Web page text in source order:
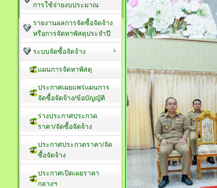
การใช้จ่ายงบประมาณ
รายงานผลการจัดซื้อจัดจ้าง
หรือการจัดหาพัสดุประจำปี
ระบบจัดซื้อจัดจ้าง
แผนการจัดหาพัสดุ
ประกาศเผยแพร่แผนการ
จัดซื้อจัดจ้าง/ข้อบัญญัติ
ร่างประกาศประกวด
ราคา/จัดซื้อจัดจ้าง
ประกาศประกวดราคา/จัด
ซื้อจัดจ้าง
ประกาศเปิดเผยราคา
กลางฯ